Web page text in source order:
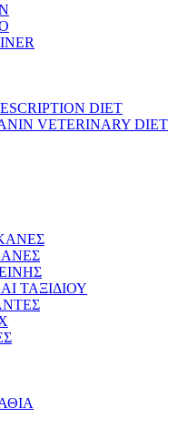
DIET
VETERINARY DIET
ΤΑΞΙΔΙΟΥ